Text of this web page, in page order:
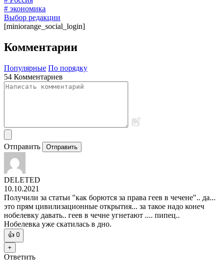
# экономика
Выбор редакции
[miniorange_social_login]
Комментарии
Популярные По порядку
54 Комментариев
Отправить Отправить
DELETED
10.10.2021
Получили за статьи "как борются за права геев в чечене".. да...
это прям цивилизационные открытия... за такое надо конеч
нобелевку давать.. геев в чечне угнетают .... пипец..
Нобелевка уже скатилась в дно.
👍 0
+
Ответить